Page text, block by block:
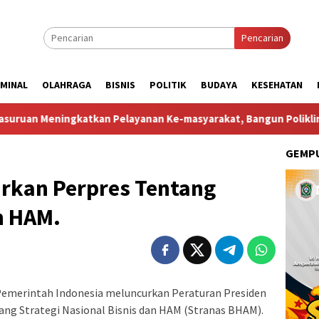
Pencarian
OLAHRAGA BISNIS POLITIK BUDAYA KESEHATAN
Pelayanan Ke-masyarakat, Bangun Poliklinik
Perpres Tentang
Indonesia meluncurkan Peraturan Presiden
Strategi Nasional Bisnis dan HAM (Stranas BHAM).